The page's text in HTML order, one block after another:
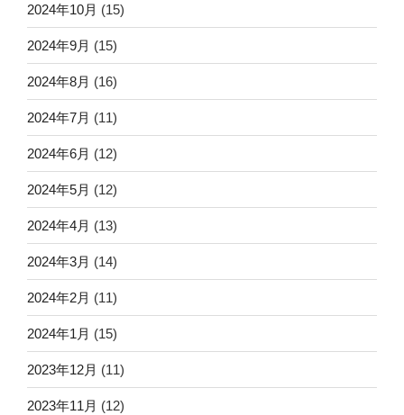
2024年10月 (15)
2024年9月 (15)
2024年8月 (16)
2024年7月 (11)
2024年6月 (12)
2024年5月 (12)
2024年4月 (13)
2024年3月 (14)
2024年2月 (11)
2024年1月 (15)
2023年12月 (11)
2023年11月 (12)